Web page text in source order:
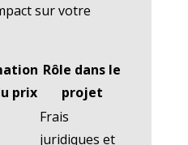
sur votre
prix
Rôle dans le
projet
Frais
juridiques et